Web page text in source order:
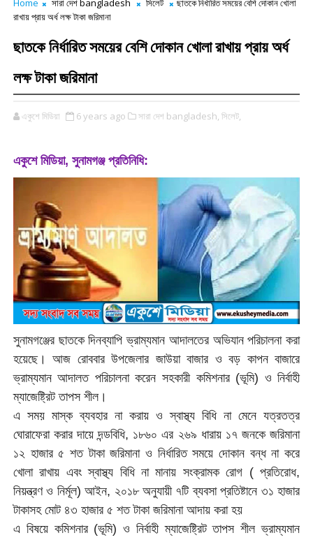
Home সারা দেশ bangladesh সিলেট
ছাতকে নির্ধারিত সময়ের বেশি দোকান খোলা
রাখায় প্রায় অর্ধ লক্ষ টাকা জরিমানা
ছাতকে নির্ধারিত সময়ের বেশি দোকান খোলা রাখায় প্রায় অর্ধ
লক্ষ টাকা জরিমানা
একুশে মিডিয়া 6 years ago সারা দেশ bangladesh, সিলেট,
একুশে মিডিয়া, সুনামগঞ্জ প্রতিনিধি:
সুনামগঞ্জের ছাতকে দিনব্যাপি ভ্রাম্যমান আদালতের অভিযান পরিচালনা করা
হয়েছে। আজ রোববার উপজেলার জাউয়া বাজার ও বড় কাপন বাজারে
ভ্রাম্যমান আদালত পরিচালনা করেন সহকারী কমিশনার (ভূমি) ও নির্বাহী
ম্যাজেষ্ট্রিট তাপস শীল।
এ সময় মাস্ক ব্যবহার না করায় ও স্বাস্থ্য বিধি না মেনে যত্রতত্র
ঘোরাফেরা করার দায়ে দন্ডবিধি, ১৮৬০ এর ২৬৯ ধারায় ১৭ জনকে জরিমানা
১২ হাজার ৫ শত টাকা জরিমানা ও নির্ধারিত সময়ে দোকান বন্ধ না করে
খোলা রাখায় এবং স্বাস্থ্য বিধি না মানায় সংক্রামক রোগ ( প্রতিরোধ,
নিয়ন্ত্রণ ও নির্মূল) আইন, ২০১৮ অনুযায়ী ৭টি ব্যবসা প্রতিষ্টানে ৩১ হাজার
টাকাসহ মোট ৪৩ হাজার ৫ শত টাকা জরিমানা আদায় করা হয়
এ বিষয়ে কমিশনার (ভূমি) ও নির্বাহী ম্যাজেষ্ট্রিট তাপস শীল ভ্রাম্যমান